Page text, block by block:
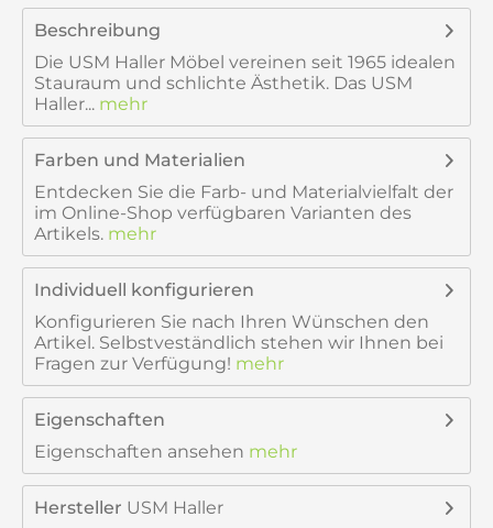
Beschreibung
Die USM Haller Möbel vereinen seit 1965 idealen
Stauraum und schlichte Ästhetik. Das USM
Haller... mehr
Farben und Materialien
Entdecken Sie die Farb- und Materialvielfalt der
im Online-Shop verfügbaren Varianten des
Artikels. mehr
Individuell konfigurieren
Konfigurieren Sie nach Ihren Wünschen den
Artikel. Selbstveständlich stehen wir Ihnen bei
Fragen zur Verfügung! mehr
Eigenschaften
Eigenschaften ansehen mehr
Hersteller USM Haller